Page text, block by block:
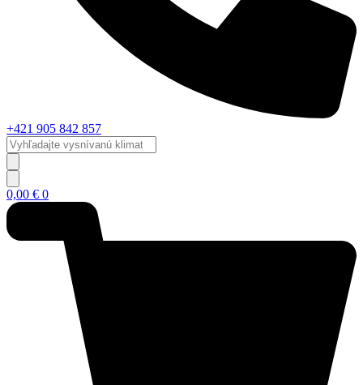
+421 905 842 857
Vyhľadajte
vysnívanú
klimatizáciu...
0,00 € 0